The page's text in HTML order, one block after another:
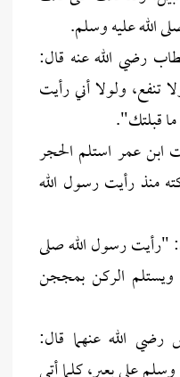
الله عليه وسلم.
رضي الله عنه قال:
ولولا أني رأيت
قبلتك".
عمر استلم الحجر
منذ رأيت رسول الله
"رأيت رسول الله صلى
ويستلم الركن بمججن
الله عنهما قال: